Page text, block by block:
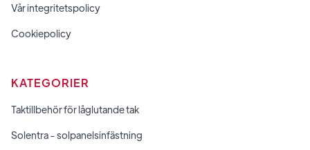
Vår integritetspolicy
Cookiepolicy
KATEGORIER
Taktillbehör för låglutande tak
Solentra - solpanelsinfästning